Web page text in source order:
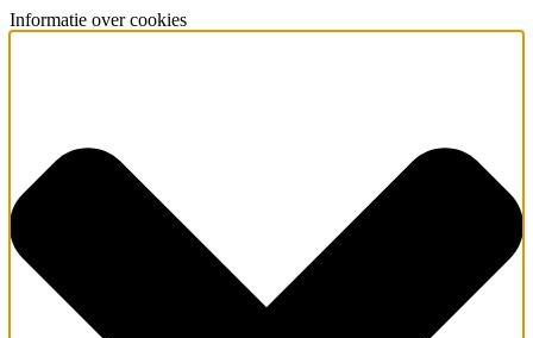
Informatie over cookies